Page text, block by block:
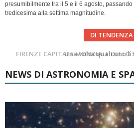
presumibilmente tra il 5 e il 6 agosto,
tredicesima alla settima magnitudine.
DI TENDENZA
Cielo del Mese di
NEWS DI ASTRONOMIA E